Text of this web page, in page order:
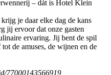
– dát is Hotel Klein
je daar elke dag de kans
jij ervoor dat onze gasten
ervaring. Jij bent de spil
de amuses, de wijnen en de